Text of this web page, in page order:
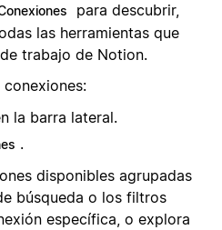
para descubrir,
las herramientas que
trabajo de Notion.
la barra lateral.
.
disponibles agrupadas
búsqueda o los filtros
específica, o explora